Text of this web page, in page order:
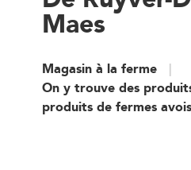
Maes
Magasin à la ferme
On y trouve des
produits de fermes